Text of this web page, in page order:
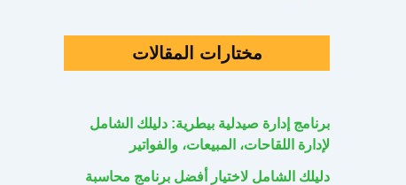
مختارات المقالات
برنامج إدارة صيدلية بيطرية: دليلك الشامل
لإدارة اللقاحات، المبيعات، والفواتير
دليلك الشامل لاختيار أفضل برنامج محاسبة